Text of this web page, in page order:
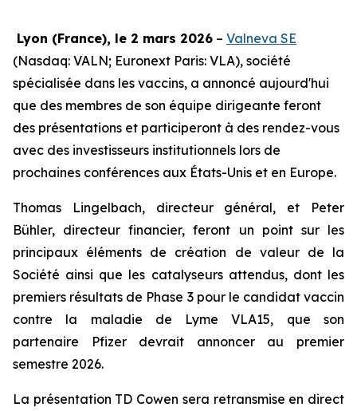
Lyon (France), le 2 mars 2026 – Valneva SE
(Nasdaq: VALN; Euronext Paris: VLA), société
spécialisée dans les vaccins, a annoncé aujourd'hui
que des membres de son équipe dirigeante feront
des présentations et participeront à des rendez-vous
avec des investisseurs institutionnels lors de
prochaines conférences aux États-Unis et en Europe.
Thomas Lingelbach, directeur général, et Peter
Bühler, directeur financier, feront un point sur les
principaux éléments de création de valeur de la
Société ainsi que les catalyseurs attendus, dont les
premiers résultats de Phase 3 pour le candidat vaccin
contre la maladie de Lyme VLA15, que son
partenaire Pfizer devrait annoncer au premier
semestre 2026.
La présentation TD Cowen sera retransmise en direct